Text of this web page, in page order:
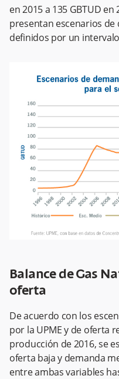
en 2015 a 135 GBTUD
presentan escenarios
definidos por un
Balance de Gas
oferta
De acuerdo con los
por la UPME y de oferta
producción de 2016, se
oferta baja y demanda
entre ambas variables